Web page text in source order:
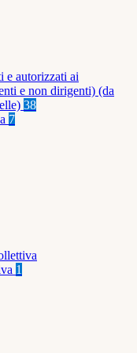
e autorizzati ai
e non dirigenti) (da
38
7
1